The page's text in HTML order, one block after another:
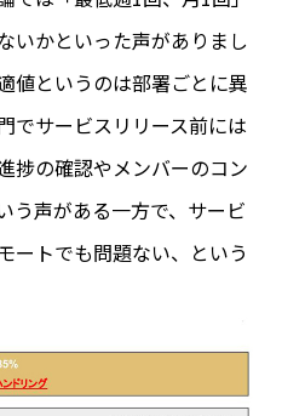
いかといった声がありまし
値というのは部署ごとに異
でサービスリリース前には
捗の確認やメンバーのコン
う声がある一方で、サービ
ートでも問題ない、という